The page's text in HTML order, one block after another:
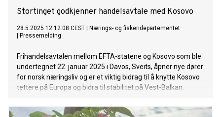
Stortinget godkjenner handelsavtale med Kosovo
28.5.2025 12:12:08 CEST
Nærings- og fiskeridepartementet
Pressemelding
Frihandelsavtalen mellom EFTA-statene og Kosovo som ble
undertegnet 22. januar 2025 i Davos, Sveits, åpner nye dører
for norsk næringsliv og er et viktig bidrag til å knytte Kosovo
tettere på Europa og bidra til stabilitet på Vest-Balkan.